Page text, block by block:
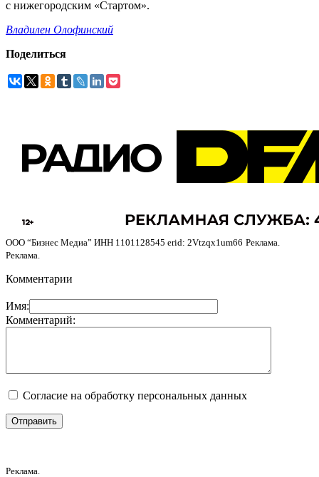
с нижегородским «Стартом».
Владилен Олофинский
Поделиться
ООО “Бизнес Медиа” ИНН 1101128545 erid: 2Vtzqx1um66 Реклама.
Реклама.
Комментарии
Имя:
Комментарий:
Согласие на обработку персональных данных
Реклама.